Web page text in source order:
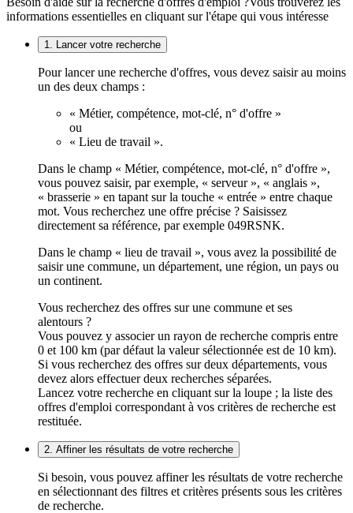
informations essentielles en cliquant sur l'étape qui vous intéresse
1. Lancer votre recherche
Pour lancer une recherche d'offres, vous devez saisir au moins
un des deux champs :
« Métier, compétence, mot-clé, n° d'offre »
ou
« Lieu de travail ».
Dans le champ « Métier, compétence, mot-clé, n° d'offre »,
vous pouvez saisir, par exemple, « serveur », « anglais »,
« brasserie » en tapant sur la touche « entrée » entre chaque
mot. Vous recherchez une offre précise ? Saisissez
directement sa référence, par exemple 049RSNK.
Dans le champ « lieu de travail », vous avez la possibilité de
saisir une commune, un département, une région, un pays ou
un continent.
Vous recherchez des offres sur une commune et ses
alentours ?
Vous pouvez y associer un rayon de recherche compris entre
0 et 100 km (par défaut la valeur sélectionnée est de 10 km).
Si vous recherchez des offres sur deux départements, vous
devez alors effectuer deux recherches séparées.
Lancez votre recherche en cliquant sur la loupe ; la liste des
offres d'emploi correspondant à vos critères de recherche est
restituée.
2. Affiner les résultats de votre recherche
Si besoin, vous pouvez affiner les résultats de votre recherche
en sélectionnant des filtres et critères présents sous les critères
de recherche.